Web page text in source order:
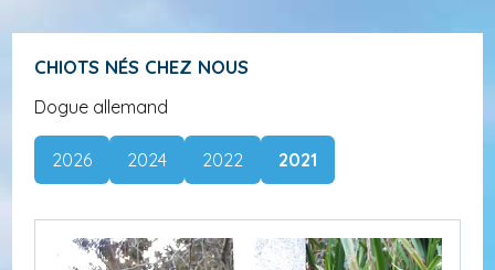
CHIOTS NÉS CHEZ NOUS
Dogue allemand
2026 2024 2022 2021